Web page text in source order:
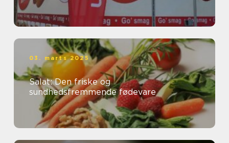
03. marts 2025
Salat: Den friske og
sundhedsfremmende fødevare